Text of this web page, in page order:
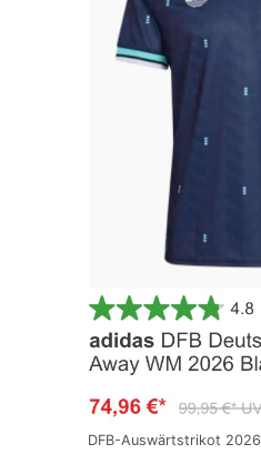
DFB-Auswärtstrikot 2026